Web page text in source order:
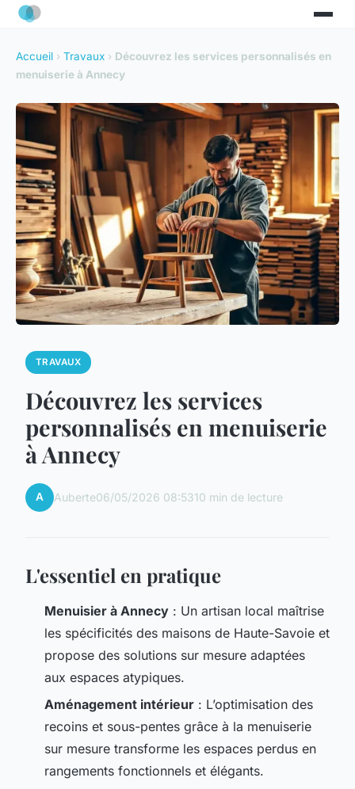
Accueil › Travaux › Découvrez les services personnalisés en
menuiserie à Annecy
TRAVAUX
Découvrez les services
personnalisés en menuiserie
à Annecy
A Auberte06/05/2026 08:5310 min de lecture
L'essentiel en pratique
Menuisier à Annecy : Un artisan local maîtrise
les spécificités des maisons de Haute-Savoie et
propose des solutions sur mesure adaptées
aux espaces atypiques.
Aménagement intérieur : L’optimisation des
recoins et sous-pentes grâce à la menuiserie
sur mesure transforme les espaces perdus en
rangements fonctionnels et élégants.